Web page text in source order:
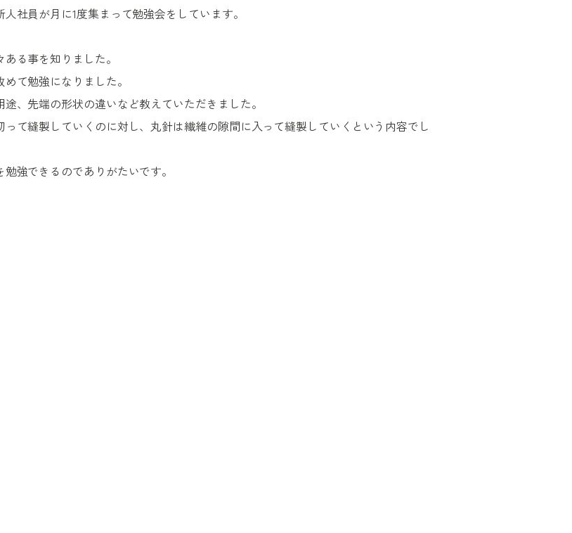
社員が月に1度集まって勉強会をしています。
る事を知りました。
て勉強になりました。
、先端の形状の違いなど教えていただきました。
て縫製していくのに対し、丸針は繊維の隙間に入って縫製していくという内容でし
強できるのでありがたいです。